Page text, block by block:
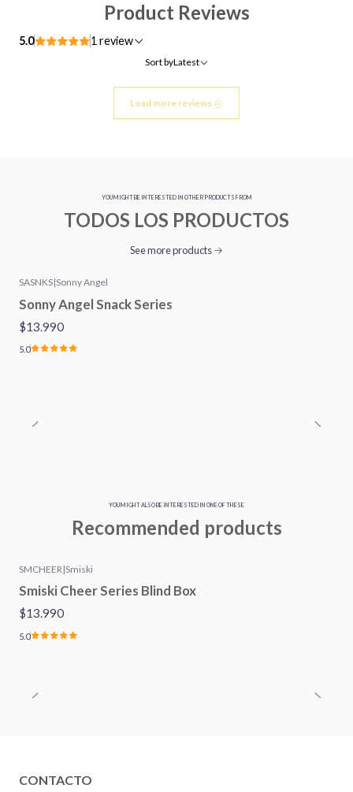
Product Reviews
5.0 1 review
Sort byLatest
Load more reviews
YOU MIGHT BE INTERESTED IN OTHER PRODUCTS FROM
TODOS LOS PRODUCTOS
See more products
SASNKS|Sonny Angel
Sonny Angel Snack Series
$13.990
5.0
YOU MIGHT ALSO BE INTERESTED IN ONE OF THESE
Recommended products
SMCHEER |Smiski
Smiski Cheer Series Blind Box
$13.990
5.0
CONTACTO